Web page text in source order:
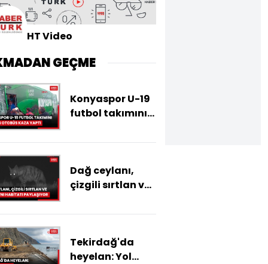
HT Video
GEÇME
Konyaspor U-19
futbol takımını
kaza yaptı; 3
Dağ ceylanı,
çizgili sırtlan ve
habitatı
Tekirdağ'da
heyelan: Yol